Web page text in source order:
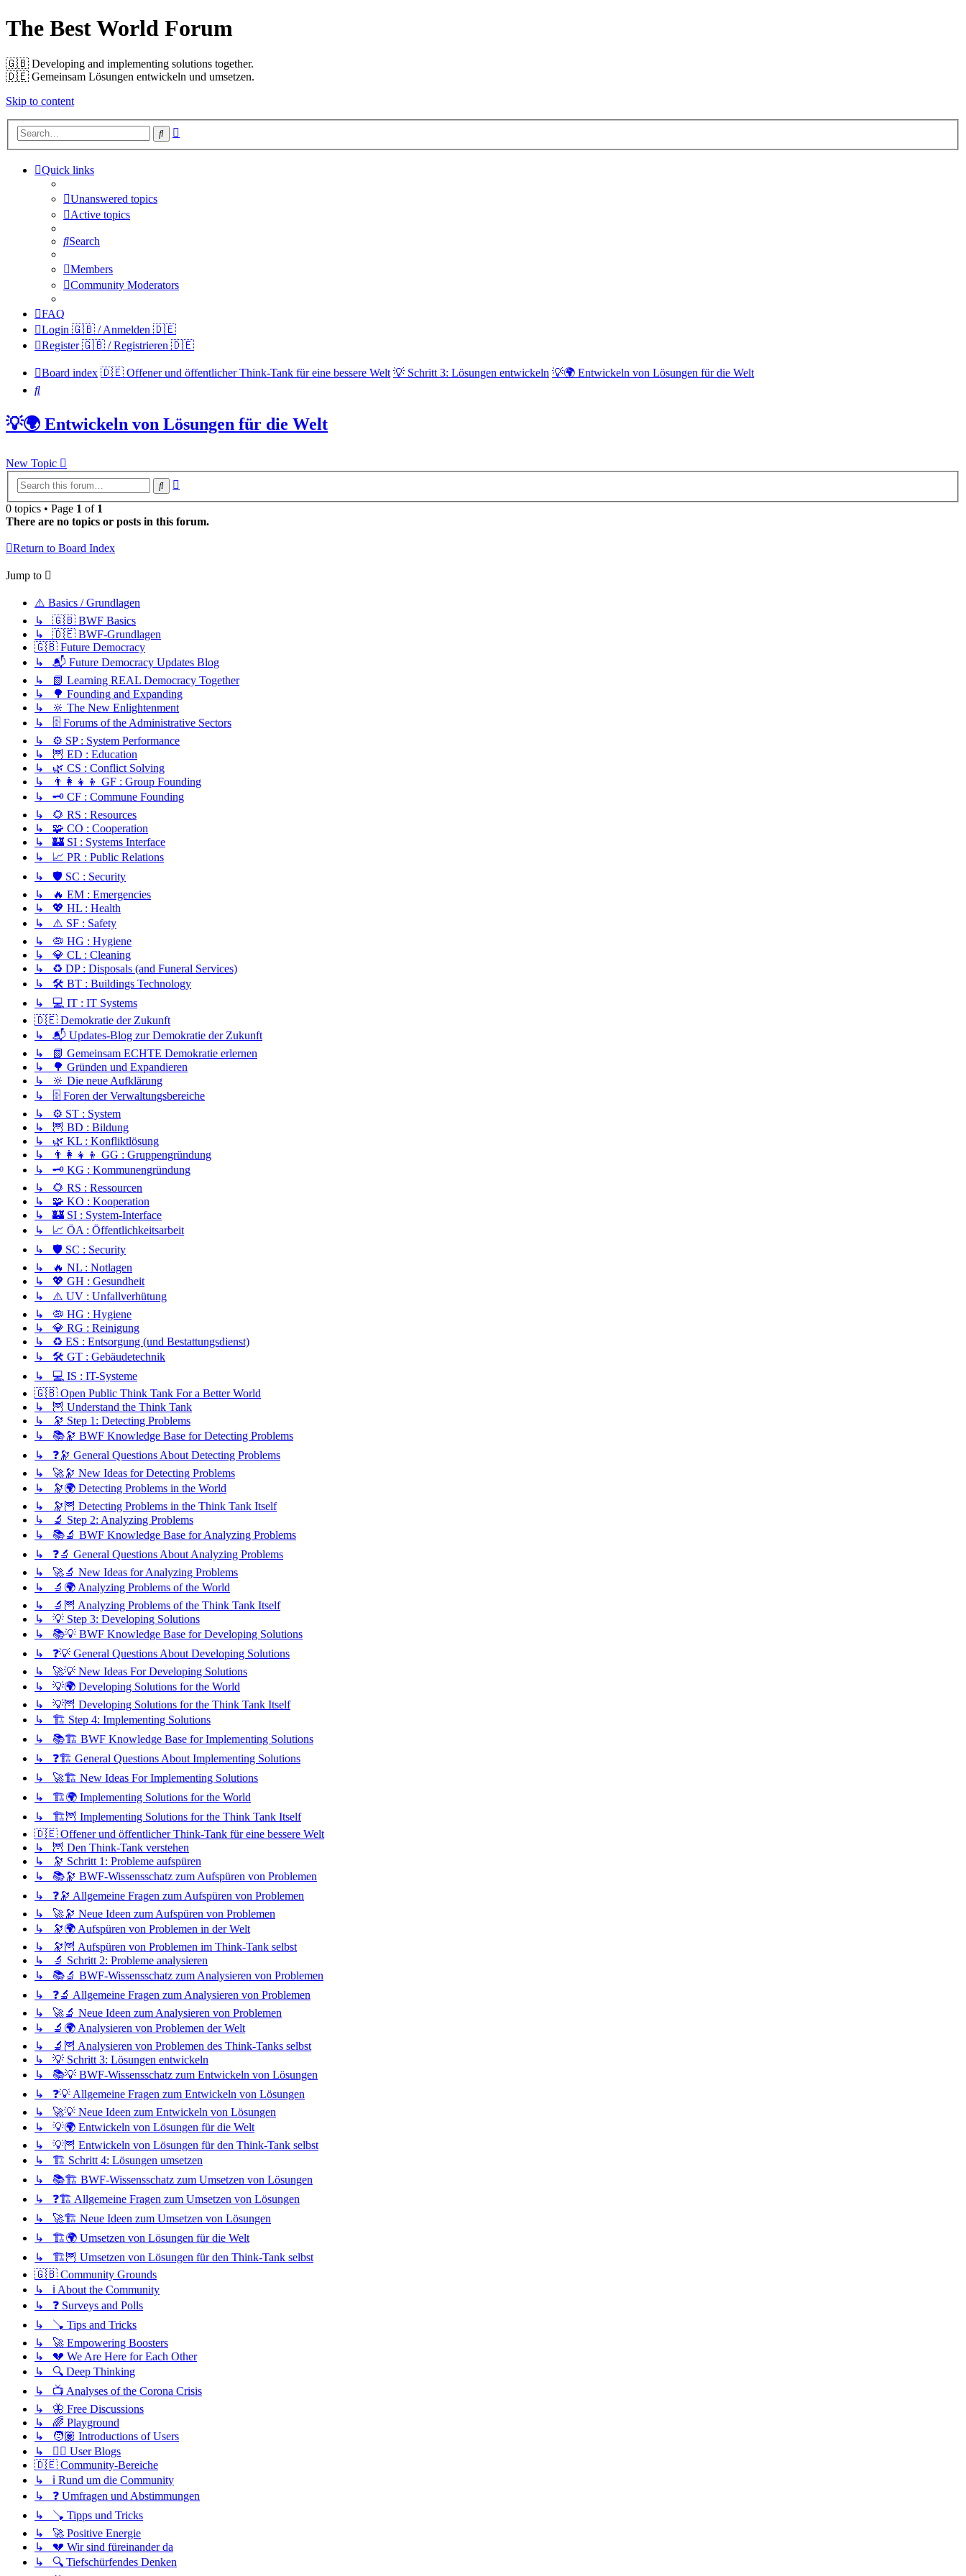
The Best World Forum
🇬🇧️ Developing and implementing solutions together.
🇩🇪️ Gemeinsam Lösungen entwickeln und umsetzen.
Skip to content
Search
Quick links
Unanswered topics
Active topics
Search
Members
Community Moderators
FAQ
Login 🇬🇧 / Anmelden 🇩🇪
Register 🇬🇧 / Registrieren 🇩🇪
Board index 🇩🇪 Offener und öffentlicher Think-Tank für eine bessere Welt 💡 Schritt 3: Lösungen entwickeln 💡🌍 Entwickeln von Lösungen für die Welt
Search
💡🌍 Entwickeln von Lösungen für die Welt
New Topic
Search
0 topics • Page 1 of 1
There are no topics or posts in this forum.
Return to Board Index
Jump to
⚠️ Basics / Grundlagen
↳ 🇬🇧 BWF Basics
↳ 🇩🇪 BWF-Grundlagen
🇬🇧 Future Democracy
↳ 📬 Future Democracy Updates Blog
↳ 📗 Learning REAL Democracy Together
↳ 🌳 Founding and Expanding
↳ 🔆 The New Enlightenment
↳ 🗄️ Forums of the Administrative Sectors
↳ ⚙️ SP : System Performance
↳ 🦉 ED : Education
↳ 🌿 CS : Conflict Solving
↳ 👨‍👩‍👧‍👦 GF : Group Founding
↳ 🗝️ CF : Commune Founding
↳ 🌻 RS : Resources
↳ 🧩 CO : Cooperation
↳ 🏰 SI : Systems Interface
↳ 📈 PR : Public Relations
↳ 🛡️ SC : Security
↳ 🔥 EM : Emergencies
↳ 💖 HL : Health
↳ ⚠️ SF : Safety
↳ 🦠 HG : Hygiene
↳ 💎 CL : Cleaning
↳ ♻️ DP : Disposals (and Funeral Services)
↳ 🛠️ BT : Buildings Technology
↳ 💻 IT : IT Systems
🇩🇪 Demokratie der Zukunft
↳ 📬 Updates-Blog zur Demokratie der Zukunft
↳ 📗 Gemeinsam ECHTE Demokratie erlernen
↳ 🌳 Gründen und Expandieren
↳ 🔆 Die neue Aufklärung
↳ 🗄️ Foren der Verwaltungsbereiche
↳ ⚙️ ST : System
↳ 🦉 BD : Bildung
↳ 🌿 KL : Konfliktlösung
↳ 👨‍👩‍👧‍👦 GG : Gruppengründung
↳ 🗝️ KG : Kommunengründung
↳ 🌻 RS : Ressourcen
↳ 🧩 KO : Kooperation
↳ 🏰 SI : System-Interface
↳ 📈 ÖA : Öffentlichkeitsarbeit
↳ 🛡️ SC : Security
↳ 🔥 NL : Notlagen
↳ 💖 GH : Gesundheit
↳ ⚠️ UV : Unfallverhütung
↳ 🦠 HG : Hygiene
↳ 💎 RG : Reinigung
↳ ♻️ ES : Entsorgung (und Bestattungsdienst)
↳ 🛠️ GT : Gebäudetechnik
↳ 💻 IS : IT-Systeme
🇬🇧 Open Public Think Tank For a Better World
↳ 🦉 Understand the Think Tank
↳ 🔭 Step 1: Detecting Problems
↳ 📚🔭 BWF Knowledge Base for Detecting Problems
↳ ❓🔭 General Questions About Detecting Problems
↳ 🚀🔭 New Ideas for Detecting Problems
↳ 🔭🌍 Detecting Problems in the World
↳ 🔭🦉 Detecting Problems in the Think Tank Itself
↳ 🔬 Step 2: Analyzing Problems
↳ 📚🔬 BWF Knowledge Base for Analyzing Problems
↳ ❓🔬 General Questions About Analyzing Problems
↳ 🚀🔬 New Ideas for Analyzing Problems
↳ 🔬🌍 Analyzing Problems of the World
↳ 🔬🦉 Analyzing Problems of the Think Tank Itself
↳ 💡 Step 3: Developing Solutions
↳ 📚💡 BWF Knowledge Base for Developing Solutions
↳ ❓💡 General Questions About Developing Solutions
↳ 🚀💡 New Ideas For Developing Solutions
↳ 💡🌍 Developing Solutions for the World
↳ 💡🦉 Developing Solutions for the Think Tank Itself
↳ 🏗️ Step 4: Implementing Solutions
↳ 📚🏗️ BWF Knowledge Base for Implementing Solutions
↳ ❓🏗️ General Questions About Implementing Solutions
↳ 🚀🏗️ New Ideas For Implementing Solutions
↳ 🏗️🌍 Implementing Solutions for the World
↳ 🏗️🦉 Implementing Solutions for the Think Tank Itself
🇩🇪 Offener und öffentlicher Think-Tank für eine bessere Welt
↳ 🦉 Den Think-Tank verstehen
↳ 🔭 Schritt 1: Probleme aufspüren
↳ 📚🔭 BWF-Wissensschatz zum Aufspüren von Problemen
↳ ❓🔭 Allgemeine Fragen zum Aufspüren von Problemen
↳ 🚀🔭 Neue Ideen zum Aufspüren von Problemen
↳ 🔭🌍 Aufspüren von Problemen in der Welt
↳ 🔭🦉 Aufspüren von Problemen im Think-Tank selbst
↳ 🔬 Schritt 2: Probleme analysieren
↳ 📚🔬 BWF-Wissensschatz zum Analysieren von Problemen
↳ ❓🔬 Allgemeine Fragen zum Analysieren von Problemen
↳ 🚀🔬 Neue Ideen zum Analysieren von Problemen
↳ 🔬🌍 Analysieren von Problemen der Welt
↳ 🔬🦉 Analysieren von Problemen des Think-Tanks selbst
↳ 💡 Schritt 3: Lösungen entwickeln
↳ 📚💡 BWF-Wissensschatz zum Entwickeln von Lösungen
↳ ❓💡 Allgemeine Fragen zum Entwickeln von Lösungen
↳ 🚀💡 Neue Ideen zum Entwickeln von Lösungen
↳ 💡🌍 Entwickeln von Lösungen für die Welt
↳ 💡🦉 Entwickeln von Lösungen für den Think-Tank selbst
↳ 🏗️ Schritt 4: Lösungen umsetzen
↳ 📚🏗️ BWF-Wissensschatz zum Umsetzen von Lösungen
↳ ❓🏗️ Allgemeine Fragen zum Umsetzen von Lösungen
↳ 🚀🏗️ Neue Ideen zum Umsetzen von Lösungen
↳ 🏗️🌍 Umsetzen von Lösungen für die Welt
↳ 🏗️🦉 Umsetzen von Lösungen für den Think-Tank selbst
🇬🇧 Community Grounds
↳ ℹ️ About the Community
↳ ❓ Surveys and Polls
↳ 🪠 Tips and Tricks
↳ 🚀 Empowering Boosters
↳ 💔 We Are Here for Each Other
↳ 🔍 Deep Thinking
↳ 📺 Analyses of the Corona Crisis
↳ 🦋 Free Discussions
↳ 🌈 Playground
↳ 🧑🏽 Introductions of Users
↳ ✍🏽 User Blogs
🇩🇪 Community-Bereiche
↳ ℹ️ Rund um die Community
↳ ❓ Umfragen und Abstimmungen
↳ 🪠 Tipps und Tricks
↳ 🚀 Positive Energie
↳ 💔 Wir sind füreinander da
↳ 🔍 Tiefschürfendes Denken